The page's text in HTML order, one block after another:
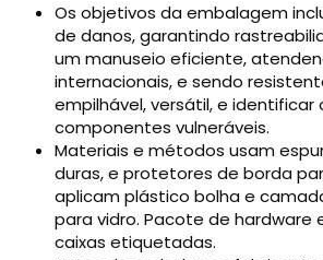
Os objetivos da embalagem
de danos, garantindo
um manuseio eficiente,
internacionais, e sendo
empilhável, versátil, e identificar
componentes vulneráveis.
Materiais e métodos usam
duras, e protetores de borda
aplicam plástico bolha e
para vidro. Pacote de hardware
caixas etiquetadas.